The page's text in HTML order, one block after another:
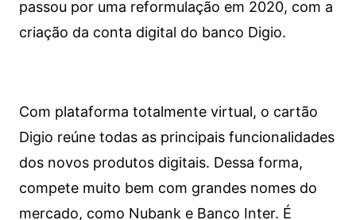
passou por uma reformulação em 2020, com a
criação da conta digital do banco Digio.
Com plataforma totalmente virtual, o cartão
Digio reúne todas as principais funcionalidades
dos novos produtos digitais. Dessa forma,
compete muito bem com grandes nomes do
mercado, como Nubank e Banco Inter. É